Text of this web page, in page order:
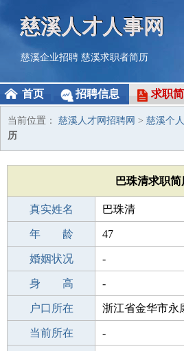
慈溪人才人事网
慈溪企业招聘 慈溪求职者简历
首页 招聘信息 求职
当前位置： 慈溪人才网招聘网 > 慈溪个
历
巴珠清求职简
真实姓名 巴珠清
性 别 女
年 龄 47
出生年月 1979-07-24
婚姻状况 -
学 历 本科
身 高 -
毕业学校 本科
户口所在 浙江省金华市永
所学专业 -
当前所在 -